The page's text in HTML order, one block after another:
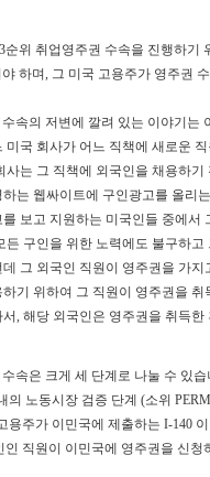
순위 취업영주권 수속을 진행하기
하며, 그 미국 고용주가 영주권
속의 저변에 깔려 있는 이야기는
미국 회사가 어느 직책에 새로운
사는 그 직책에 외국인을 채용하
하는 웹싸이트에 구인광고를 올리
를 보고 지원하는 미국인들 중에서
든 구인을 위한 노력에도 불구하
데 그 외국인 직원이 영주권을 가
하기 위하여 그 직원이 영주권을
서, 해당 외국인은 영주권을 취득
속은 크게 세 단계로 나눌 수 있
의 노동시장 검증 단계 (소위
용주가 이민국에 제출하는 I-140
인 직원이 이민국에 영주권을 신